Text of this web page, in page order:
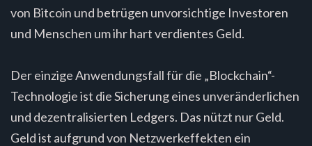
von Bitcoin und betrügen unvorsichtige Investoren
und Menschen um ihr hart verdientes Geld.
Der einzige Anwendungsfall für die „Blockchain“-
Technologie ist die Sicherung eines unveränderlichen
und dezentralisierten Ledgers. Das nützt nur Geld.
Geld ist aufgrund von Netzwerkeffekten ein